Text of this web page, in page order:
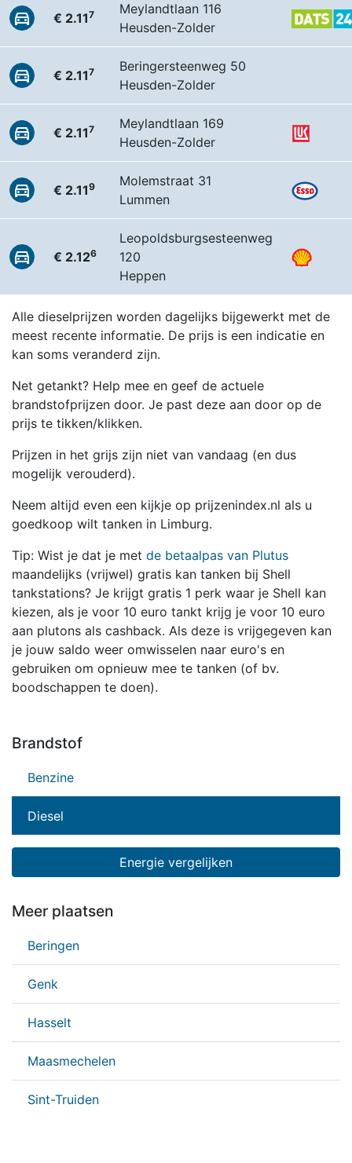
€ 2.117
Meylandtlaan 116
Heusden-Zolder
€ 2.117
Beringersteenweg 50
Heusden-Zolder
€ 2.117
Meylandtlaan 169
Heusden-Zolder
€ 2.119
Molemstraat 31
Lummen
€ 2.126
Leopoldsburgsesteenweg
120
Heppen
Alle dieselprijzen worden dagelijks bijgewerkt met de
meest recente informatie. De prijs is een indicatie en
kan soms veranderd zijn.
Net getankt? Help mee en geef de actuele
brandstofprijzen door. Je past deze aan door op de
prijs te tikken/klikken.
Prijzen in het grijs zijn niet van vandaag (en dus
mogelijk verouderd).
Neem altijd even een kijkje op prijzenindex.nl als u
goedkoop wilt tanken in Limburg.
Tip: Wist je dat je met de betaalpas van Plutus
maandelijks (vrijwel) gratis kan tanken bij Shell
tankstations? Je krijgt gratis 1 perk waar je Shell kan
kiezen, als je voor 10 euro tankt krijg je voor 10 euro
aan plutons als cashback. Als deze is vrijgegeven kan
je jouw saldo weer omwisselen naar euro's en
gebruiken om opnieuw mee te tanken (of bv.
boodschappen te doen).
Brandstof
Benzine
Diesel
Energie vergelijken
Meer plaatsen
Beringen
Genk
Hasselt
Maasmechelen
Sint-Truiden